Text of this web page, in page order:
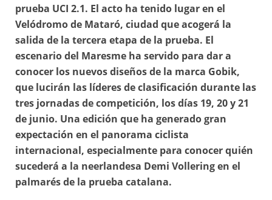
prueba UCI 2.1. El acto ha tenido lugar en el
Velódromo de Mataró, ciudad que acogerá la
salida de la tercera etapa de la prueba. El
escenario del Maresme ha servido para dar a
conocer los nuevos diseños de la marca Gobik,
que lucirán las líderes de clasificación durante las
tres jornadas de competición, los días 19, 20 y 21
de junio. Una edición que ha generado gran
expectación en el panorama ciclista
internacional, especialmente para conocer quién
sucederá a la neerlandesa Demi Vollering en el
palmarés de la prueba catalana.